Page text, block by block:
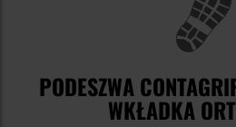
PODESZWA
WKŁADKA